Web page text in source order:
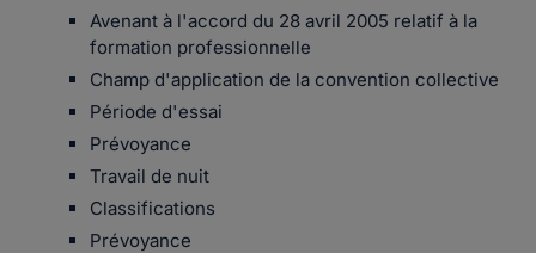
Avenant à l'accord du 28 avril 2005 relatif à la
formation professionnelle
Champ d'application de la convention collective
Période d'essai
Prévoyance
Travail de nuit
Classifications
Prévoyance